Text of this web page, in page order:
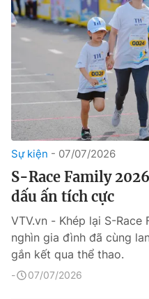
Sự kiện 07/07/2026
S-Race Family
dấu ấn tích cực
VTV.vn - Khép lại S-Race
nghìn gia đình đã cùng
gắn kết qua thể thao.
07/07/2026